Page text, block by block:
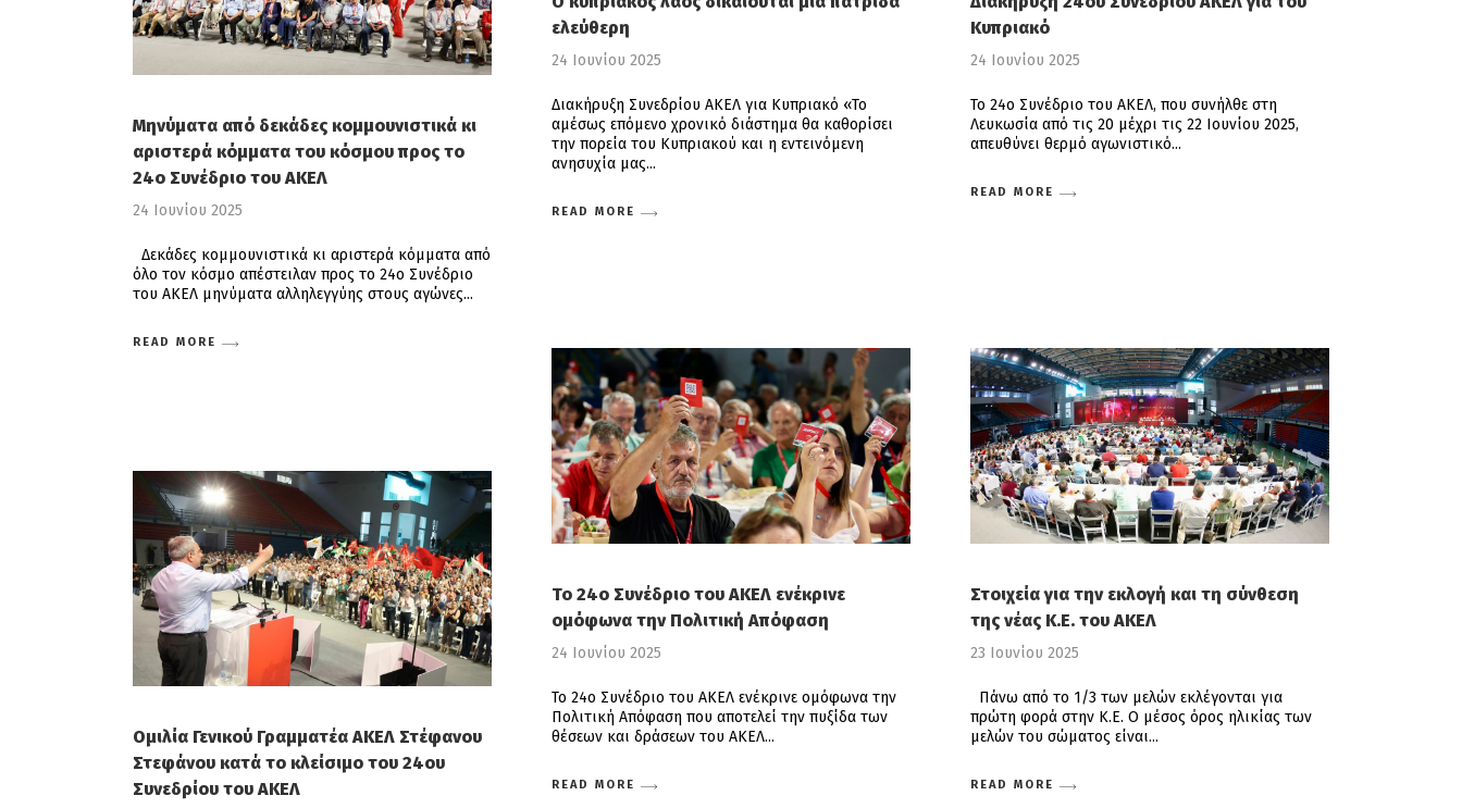
ελεύθερη
24 Ιουνίου 2025
Διακήρυξη Συνεδρίου ΑΚΕΛ για Κυπριακό «Το
αμέσως επόμενο χρονικό διάστημα θα καθορίσει
την πορεία του Κυπριακού και η εντεινόμενη
ανησυχία μας
READ MORE
Κυπριακό
24 Ιουνίου 2025
Το 24ο Συνέδριο του ΑΚΕΛ, που συνήλθε στη
Λευκωσία από τις 20 μέχρι τις 22 Ιουνίου 2025,
απευθύνει θερμό αγωνιστικό
READ MORE
Μηνύματα από δεκάδες κομμουνιστικά κι
αριστερά κόμματα του κόσμου προς το
24ο Συνέδριο του ΑΚΕΛ
24 Ιουνίου 2025
Δεκάδες κομμουνιστικά κι αριστερά κόμματα από
όλο τον κόσμο απέστειλαν προς το 24ο Συνέδριο
του ΑΚΕΛ μηνύματα αλληλεγγύης στους αγώνες
READ MORE
Το 24ο Συνέδριο του ΑΚΕΛ ενέκρινε
ομόφωνα την Πολιτική Απόφαση
24 Ιουνίου 2025
Το 24ο Συνέδριο του ΑΚΕΛ ενέκρινε ομόφωνα την
Πολιτική Απόφαση που αποτελεί την πυξίδα των
θέσεων και δράσεων του ΑΚΕΛ
READ MORE
Στοιχεία για την εκλογή και τη σύνθεση
της νέας Κ.Ε. του ΑΚΕΛ
23 Ιουνίου 2025
Πάνω από το 1/3 των μελών εκλέγονται για
πρώτη φορά στην Κ.Ε. Ο μέσος όρος ηλικίας των
μελών του σώματος είναι
READ MORE
Ομιλία Γενικού Γραμματέα ΑΚΕΛ Στέφανου
Στεφάνου κατά το κλείσιμο του 24ου
Συνεδρίου του ΑΚΕΛ